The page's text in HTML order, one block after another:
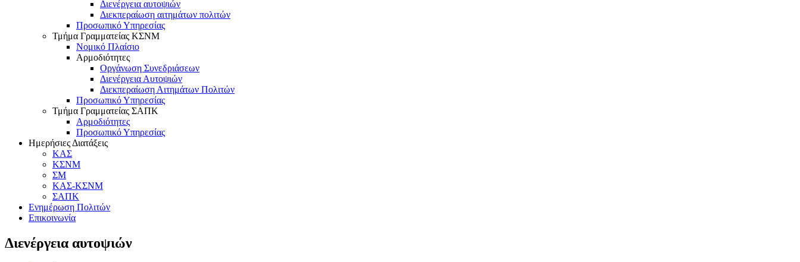
Διενέργεια αυτοψιών
Διεκπεραίωση αιτημάτων πολιτών
Προσωπικό Υπηρεσίας
Τμήμα Γραμματείας ΚΣΝΜ
Νομικό Πλαίσιο
Αρμοδιότητες
Οργάνωση Συνεδριάσεων
Διενέργεια Αυτοψιών
Διεκπεραίωση Αιτημάτων Πολιτών
Προσωπικό Υπηρεσίας
Τμήμα Γραμματείας ΣΑΠΚ
Αρμοδιότητες
Προσωπικό Υπηρεσίας
Ημερήσιες Διατάξεις
ΚΑΣ
ΚΣΝΜ
ΣΜ
ΚΑΣ-ΚΣΝΜ
ΣΑΠΚ
Ενημέρωση Πολιτών
Επικοινωνία
Διενέργεια αυτοψιών